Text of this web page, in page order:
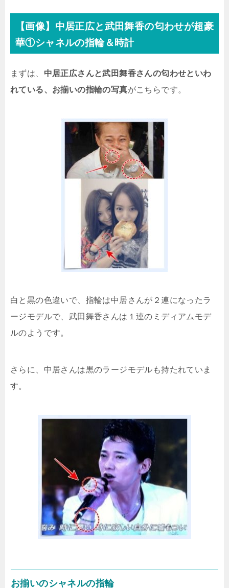
【画像】中居正広と武田舞香の匂わせが超豪
華①シャネルの指輪＆時計
まずは、 中居正広さんと武田舞香さんの匂わせといわ
れている、お揃いの指輪の写真がこちらです。
白と黒の色違いで、指輪は中居さんが２連になったラ
ージモデルで、武田舞香さんは１連のミディアムモデ
ルのようです。
さらに、中居さんは黒のラージモデルも持たれていま
す。
お揃いのシャネルの指輪